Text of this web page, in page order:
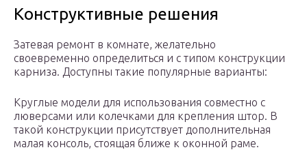
Конструктивные решения
Затевая ремонт в комнате, желательно
своевременно определиться и с типом конструкции
карниза. Доступны такие популярные варианты:
Круглые модели для использования совместно с
люверсами или колечками для крепления штор. В
такой конструкции присутствует дополнительная
малая консоль, стоящая ближе к оконной раме.